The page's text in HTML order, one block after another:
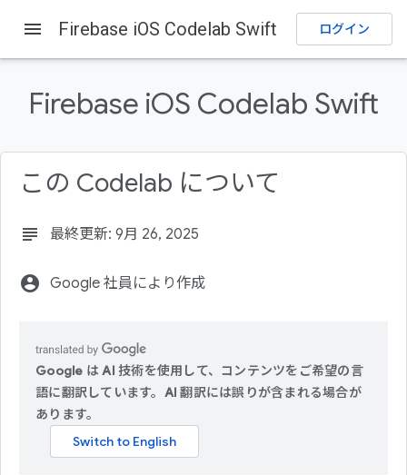
Firebase Firebase Codelabs
2. サンプルコードを取得する
3. スターター アプリをビルドする
5. ユーザーを特定する
menu Firebase iOS Codelab Swift ログイン
Firebase iOS Codelab Swift
この Codelab について
subject 最終更新: 9月 26, 2025
account_circle Google 社員により作成
Google は AI 技術を使用して、コンテンツをご希望の言
語に翻訳しています。AI 翻訳には誤りが含まれる場合が
あります。